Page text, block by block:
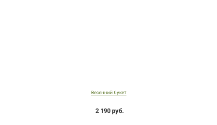
Весенний букет
2 190 руб.